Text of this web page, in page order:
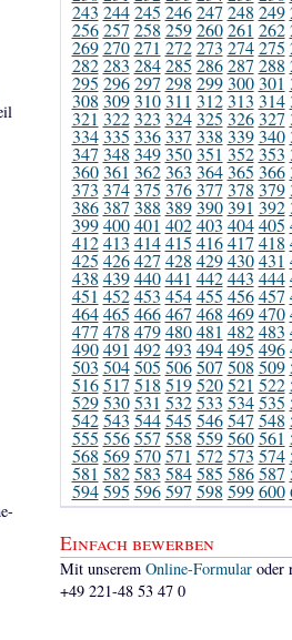
243 244 245 246 247 248 249
256 257 258 259 260 261 262
269 270 271 272 273 274 275
282 283 284 285 286 287 288
295 296 297 298 299 300 301
308 309 310 311 312 313 314
321 322 323 324 325 326 327
334 335 336 337 338 339 340
347 348 349 350 351 352 353
360 361 362 363 364 365 366
373 374 375 376 377 378 379
386 387 388 389 390 391 392
399 400 401 402 403 404 405
412 413 414 415 416 417 418
425 426 427 428 429 430 431
438 439 440 441 442 443 444
451 452 453 454 455 456 457
464 465 466 467 468 469 470
477 478 479 480 481 482 483
490 491 492 493 494 495 496
503 504 505 506 507 508 509
516 517 518 519 520 521 522
529 530 531 532 533 534 535
542 543 544 545 546 547 548
555 556 557 558 559 560 561
568 569 570 571 572 573 574
581 582 583 584 585 586 587
594 595 596 597 598 599 600
Einfach bewerben
Mit unserem Online-Formularoder
+49 221-48 53 47 0